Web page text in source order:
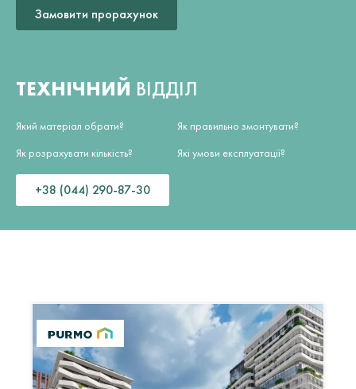
Замовити прорахунок
ТЕХНІЧНИЙ ВІДДІЛ
Який матеріал обрати?
Як розрахувати кількість?
Як правильно змонтувати?
Які умови експлуатації?
+38 (044) 290-87-30